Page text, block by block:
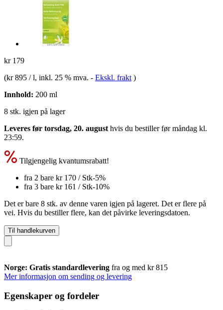
kr 179
(kr 895 / l, inkl. 25 % mva. - Ekskl. frakt )
Innhold: 200 ml
8 stk. igjen på lager
Leveres før torsdag, 20. august hvis du bestiller førmåndag kl.
23:59.
Tilgjengelig kvantumsrabatt!
fra 2 bare kr 170 / Stk-5%
fra 3 bare kr 161 / Stk-10%
Det er bare 8 stk. av denne varen igjen på lageret. Det er flere på
vei. Hvis du bestiller flere, kan det påvirke leveringsdatoen.
Til handlekurven
Norge: Gratis standardlevering fra og med kr 815
Mer informasjon om sending og levering
Egenskaper og fordeler